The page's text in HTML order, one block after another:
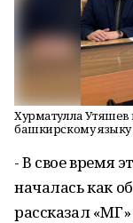
Хурматулла Утяшев
башкирскому языку
- В свое время
началась как
рассказал